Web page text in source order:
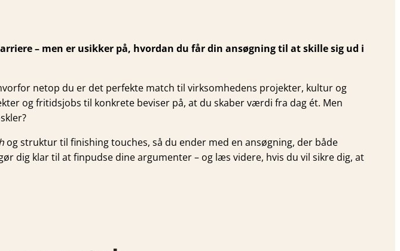
– men er usikker på, hvordan du får din ansøgning til at skille sig ud i
netop du er det perfekte match til virksomhedens projekter, kultur og
og fritidsjobs til konkrete beviser på, at du skaber værdi fra dag ét. Men
og struktur til finishing touches, så du ender med en ansøgning, der både
dig klar til at finpudse dine argumenter – og læs videre, hvis du vil sikre dig, at